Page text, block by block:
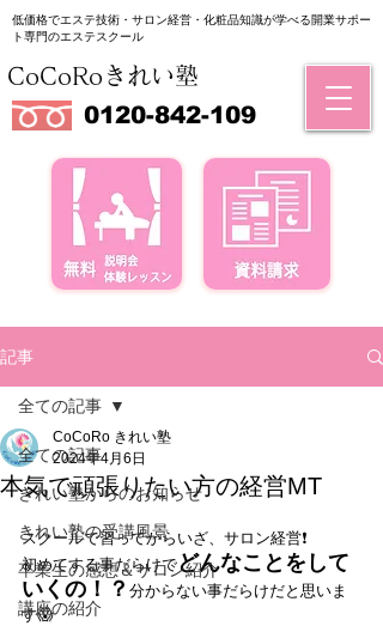
低価格でエステ技術・サロン経営・化粧品知識が学べる​開業サポー
ト専門のエステスクール
0120-842-109
CoCoRoきれい塾
記事
全ての記事
きれい塾からのお知らせ
きれい塾の受講風景
卒業生の感想＆サロン紹介
講座の紹介
全ての記事
本気で頑張りたい方の経営MT
CoCoRo きれい塾
2024年4月6日
スクールで習ってからいざ、サロン経営❗️
初めてする事だらけでどんなことをして
いくの！？ 分からない事だらけだと思いま
す😱